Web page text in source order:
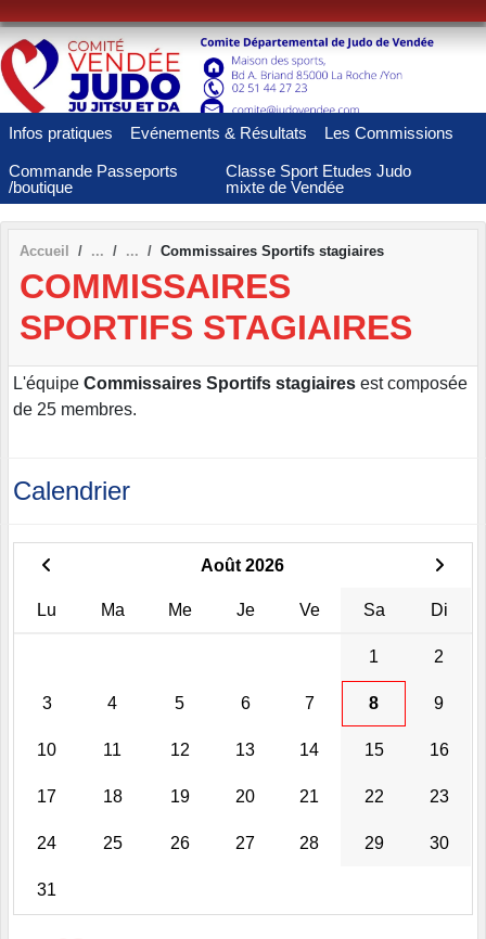
Infos pratiques Evénements & Résultats Les Commissions
Commande Passeports
/boutique
Classe Sport Etudes Judo
mixte de Vendée
Accueil Commissaires Sportifs stagiaires
COMMISSAIRES
SPORTIFS STAGIAIRES
L'équipe Commissaires Sportifs stagiaires est composée
de 25 membres.
Calendrier
Août 2026
Lu Ma Me Je Ve Sa Di
1 2
3 4 5 6 7 8 9
10 11 12 13 14 15 16
17 18 19 20 21 22 23
24 25 26 27 28 29 30
31